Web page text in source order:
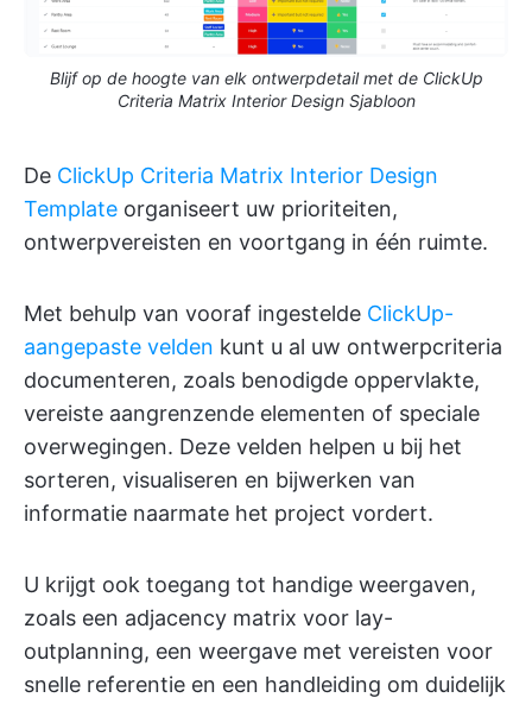
Blijf op de hoogte van elk ontwerpdetail met de ClickUp
Criteria Matrix Interior Design Sjabloon
De ClickUp Criteria Matrix Interior Design
Template organiseert uw prioriteiten,
ontwerpvereisten en voortgang in één ruimte.
Met behulp van vooraf ingestelde ClickUp-
aangepaste velden kunt u al uw ontwerpcriteria
documenteren, zoals benodigde oppervlakte,
vereiste aangrenzende elementen of speciale
overwegingen. Deze velden helpen u bij het
sorteren, visualiseren en bijwerken van
informatie naarmate het project vordert.
U krijgt ook toegang tot handige weergaven,
zoals een adjacency matrix voor lay-
outplanning, een weergave met vereisten voor
snelle referentie en een handleiding om duidelijk